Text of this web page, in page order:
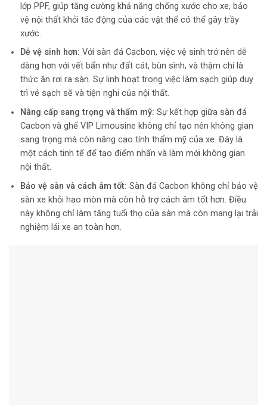
lớp PPF, giúp tăng cường khả năng chống xước cho xe, bảo
vệ nội thất khỏi tác động của các vật thể có thể gây trầy
xước.
Dễ vệ sinh hơn: Với sàn đá Cacbon, việc vệ sinh trở nên dễ
dàng hơn với vết bẩn như đất cát, bùn sình, và thậm chí là
thức ăn rơi ra sàn. Sự linh hoạt trong việc làm sạch giúp duy
trì vẻ sạch sẽ và tiện nghi của nội thất.
Nâng cấp sang trọng và thẩm mỹ: Sự kết hợp giữa sàn đá
Cacbon và ghế VIP Limousine không chỉ tạo nên không gian
sang trọng mà còn nâng cao tính thẩm mỹ của xe. Đây là
một cách tinh tế để tạo điểm nhấn và làm mới không gian
nội thất.
Bảo vệ sàn và cách âm tốt: Sàn đá Cacbon không chỉ bảo vệ
sàn xe khỏi hao mòn mà còn hỗ trợ cách âm tốt hơn. Điều
này không chỉ làm tăng tuổi thọ của sàn mà còn mang lại trải
nghiệm lái xe an toàn hơn.